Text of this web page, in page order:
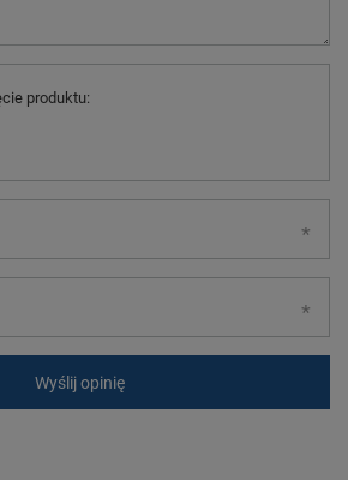
produktu:
Wyślij opinię